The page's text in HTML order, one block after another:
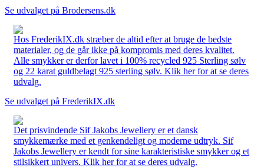
Se udvalget på Brodersens.dk
Hos FrederikIX.dk stræber de altid efter at bruge de bedste
materialer, og de går ikke på kompromis med deres kvalitet.
Alle smykker er derfor lavet i 100% recycled 925 Sterling sølv
og 22 karat guldbelagt 925 sterling sølv. Klik her for at se deres
udvalg.
Se udvalget på FrederikIX.dk
Det prisvindende Sif Jakobs Jewellery er et dansk
smykkemærke med et genkendeligt og moderne udtryk. Sif
Jakobs Jewellery er kendt for sine karakteristiske smykker og et
stilsikkert univers. Klik her for at se deres udvalg.